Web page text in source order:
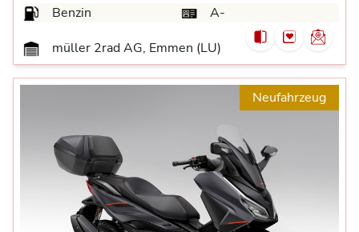
Benzin
A-
müller 2rad AG, Emmen (LU)
Neufahrzeug